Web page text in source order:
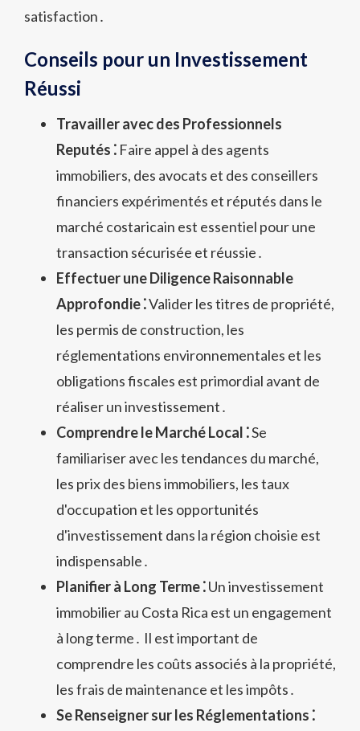
satisfaction․
Conseils pour un Investissement
Réussi
Travailler avec des Professionnels
Reputés ⁚ Faire appel à des agents
immobiliers, des avocats et des conseillers
financiers expérimentés et réputés dans le
marché costaricain est essentiel pour une
transaction sécurisée et réussie․
Effectuer une Diligence Raisonnable
Approfondie ⁚Valider les titres de propriété,
les permis de construction, les
réglementations environnementales et les
obligations fiscales est primordial avant de
réaliser un investissement․
Comprendre le Marché Local ⁚Se
familiariser avec les tendances du marché,
les prix des biens immobiliers, les taux
d'occupation et les opportunités
d'investissement dans la région choisie est
indispensable․
Planifier à Long Terme ⁚Un investissement
immobilier au Costa Rica est un engagement
à long terme․ Il est important de
comprendre les coûts associés à la propriété,
les frais de maintenance et les impôts․
Se Renseigner sur les Réglementations ⁚